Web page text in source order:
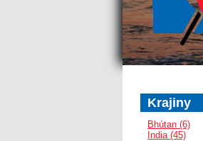
Krajiny
Bhútan (6)
India (45)